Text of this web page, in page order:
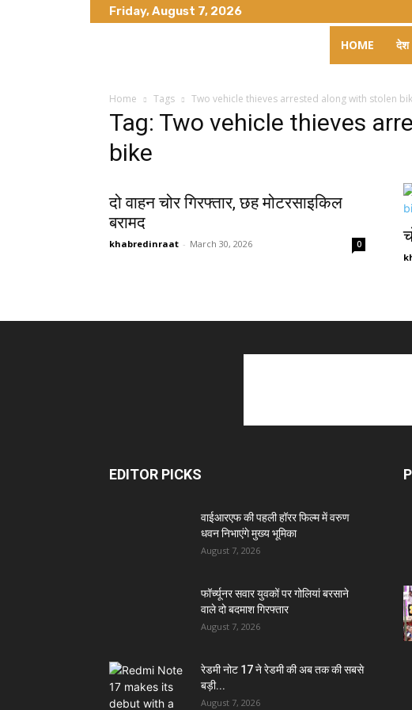
Friday, August 7, 2026
HOME देश
Home Tags Two vehicle thieves arrested along with stolen
Tag: Two vehicle thieves
bike
दो वाहन चोर गिरफ्तार, छह मोटरसाइकिल
बरामद
khabredinraat - March 30, 2026 0
EDITOR PICKS
वाईआरएफ की पहली हॉरर फिल्म में वरुण
धवन निभाएंगे मुख्य भूमिका
August 7, 2026
फॉर्च्यूनर सवार युवकों पर गोलियां बरसाने
वाले दो बदमाश गिरफ्तार
August 7, 2026
रेडमी नोट 17 ने रेडमी की अब तक की सबसे
बड़ी...
August 7, 2026